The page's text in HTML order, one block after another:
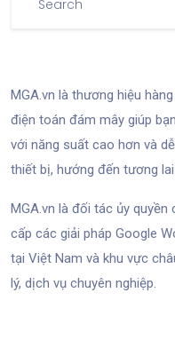
MGA.vn là thương hiệu
điện toán đám mây giúp
với năng suất cao hơn và
thiết bị, hướng đến tương
MGA.vn là đối tác ủy
cấp các giải pháp Google
tại Việt Nam và khu vực
lý, dịch vụ chuyên nghiệp.